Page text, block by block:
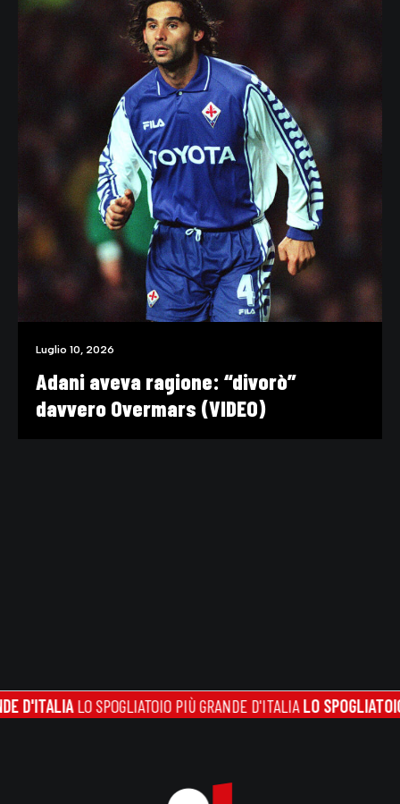
Luglio 10, 2026
Adani aveva ragione: “divorò”
davvero Overmars (VIDEO)
LO SPOGLIATOIO PIÙ GRANDE D'ITALIALO SPOGLIATOIO PIÙ